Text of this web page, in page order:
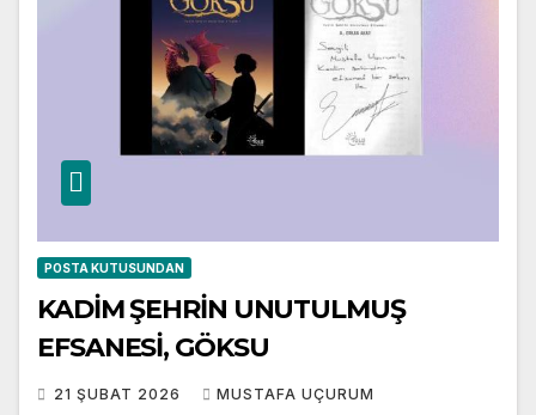
POSTA KUTUSUNDAN
KADİM ŞEHRİN UNUTULMUŞ
EFSANESİ, GÖKSU
21 ŞUBAT 2026 MUSTAFA UÇURUM